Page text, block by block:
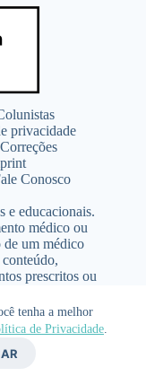
tenha a melhor
de Privacidade.
privacidade
Conosco
e educacionais.
médico ou
de um médico
prescritos ou
ou estilo de
ao grupo
0001-80